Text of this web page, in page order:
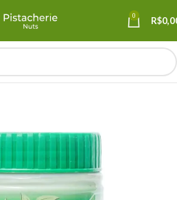
0 R$